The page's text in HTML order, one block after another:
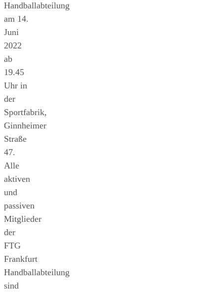
Handballabteilung
am 14.
Juni
2022
ab
19.45
Uhr in
der
Sportfabrik,
Ginnheimer
Straße
47.
Alle
aktiven
und
passiven
Mitglieder
der
FTG
Frankfurt
Handballabteilung
sind